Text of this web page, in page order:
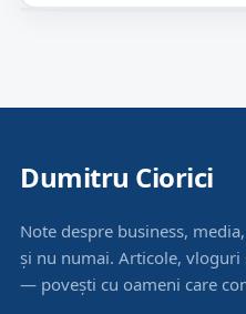
Dumitru Ciorici
Note despre business,
și nu numai. Articole, vloguri
— povești cu oameni care